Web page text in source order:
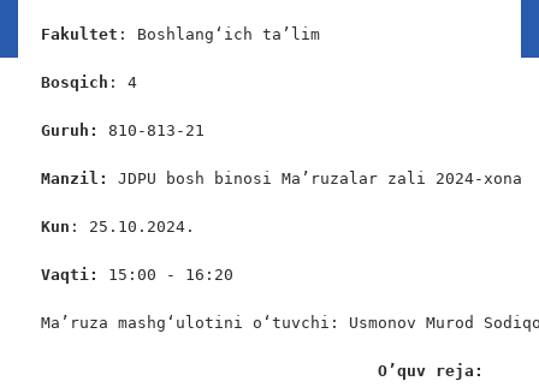
Fakultet : Boshlang‘ich ta’lim
Bosqich : 4
Guruh: 810-813-21
Manzil: JDPU bosh binosi Ma’ruzalar zali 2024-xona
Kun : 25.10.2024.
Vaqti: 15:00 - 16:20
Ma’ruza mashg‘ulotini o‘tuvchi: Usmonov Murod
O’quv reja: